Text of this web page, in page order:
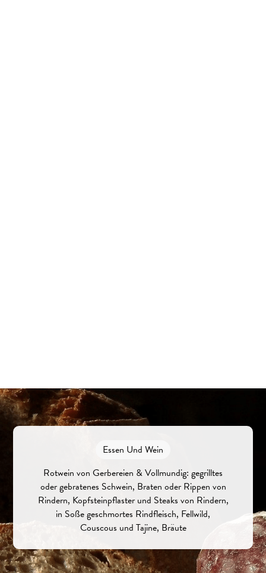
Essen Und Wein
Rotwein von Gerbereien & Vollmundig: gegrilltes
oder gebratenes Schwein, Braten oder Rippen von
Rindern, Kopfsteinpflaster und Steaks von Rindern,
in Soße geschmortes Rindfleisch, Fellwild,
Couscous und Tajine, Bräute